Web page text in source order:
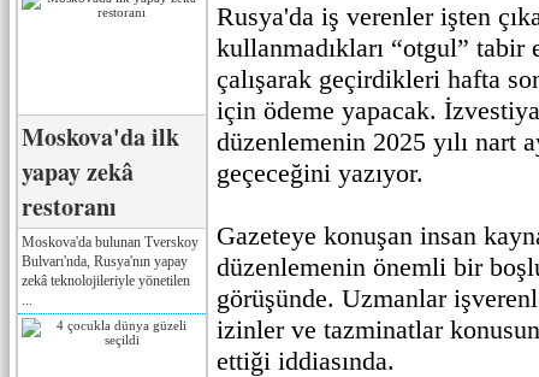
Moskova'da ilk
yapay zekâ
restoranı
Moskova'da bulunan Tverskoy
Bulvarı'nda, Rusya'nın yapay
zekâ teknolojileriyle yönetilen
Rusya'da iş verenler işten
kullanmadıkları “otgul”
çalışarak geçirdikleri hafta
için ödeme yapacak.
düzenlemenin 2025 yılı nart
geçeceğini yazıyor.
Gazeteye konuşan insan
düzenlemenin önemli bir
görüşünde. Uzmanlar
izinler ve tazminatlar
ettiği iddiasında.